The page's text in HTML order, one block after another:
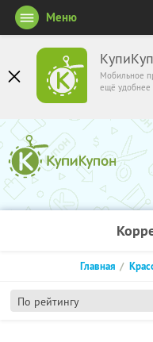
Мобильное
ещё удобнее
Меню
По рейтингу
Главная